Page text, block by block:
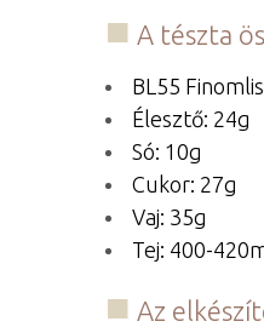
A tészta
BL55
Élesztő: 24g
Só: 10g
Cukor: 27g
Vaj: 35g
Tej: 400-
Az